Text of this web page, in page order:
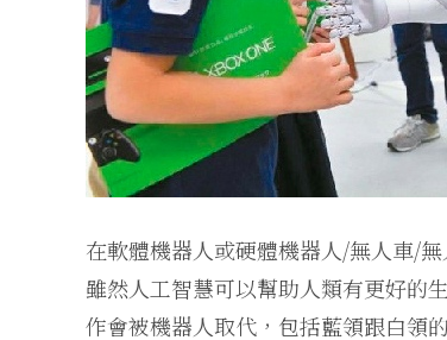
在軟體機器人或硬體機器人/無人車/
雖然人工智慧可以幫助人類有更好的
作會被機器人取代，包括藍領跟白領